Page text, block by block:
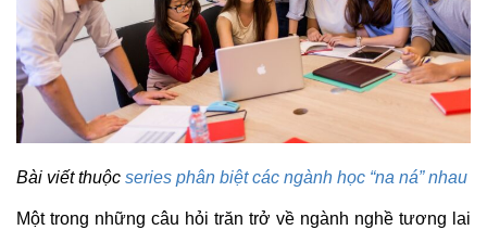
Bài viết thuộc series phân biệt các ngành học “na ná” nhau
Một trong những câu hỏi trăn trở về ngành nghề tương lai